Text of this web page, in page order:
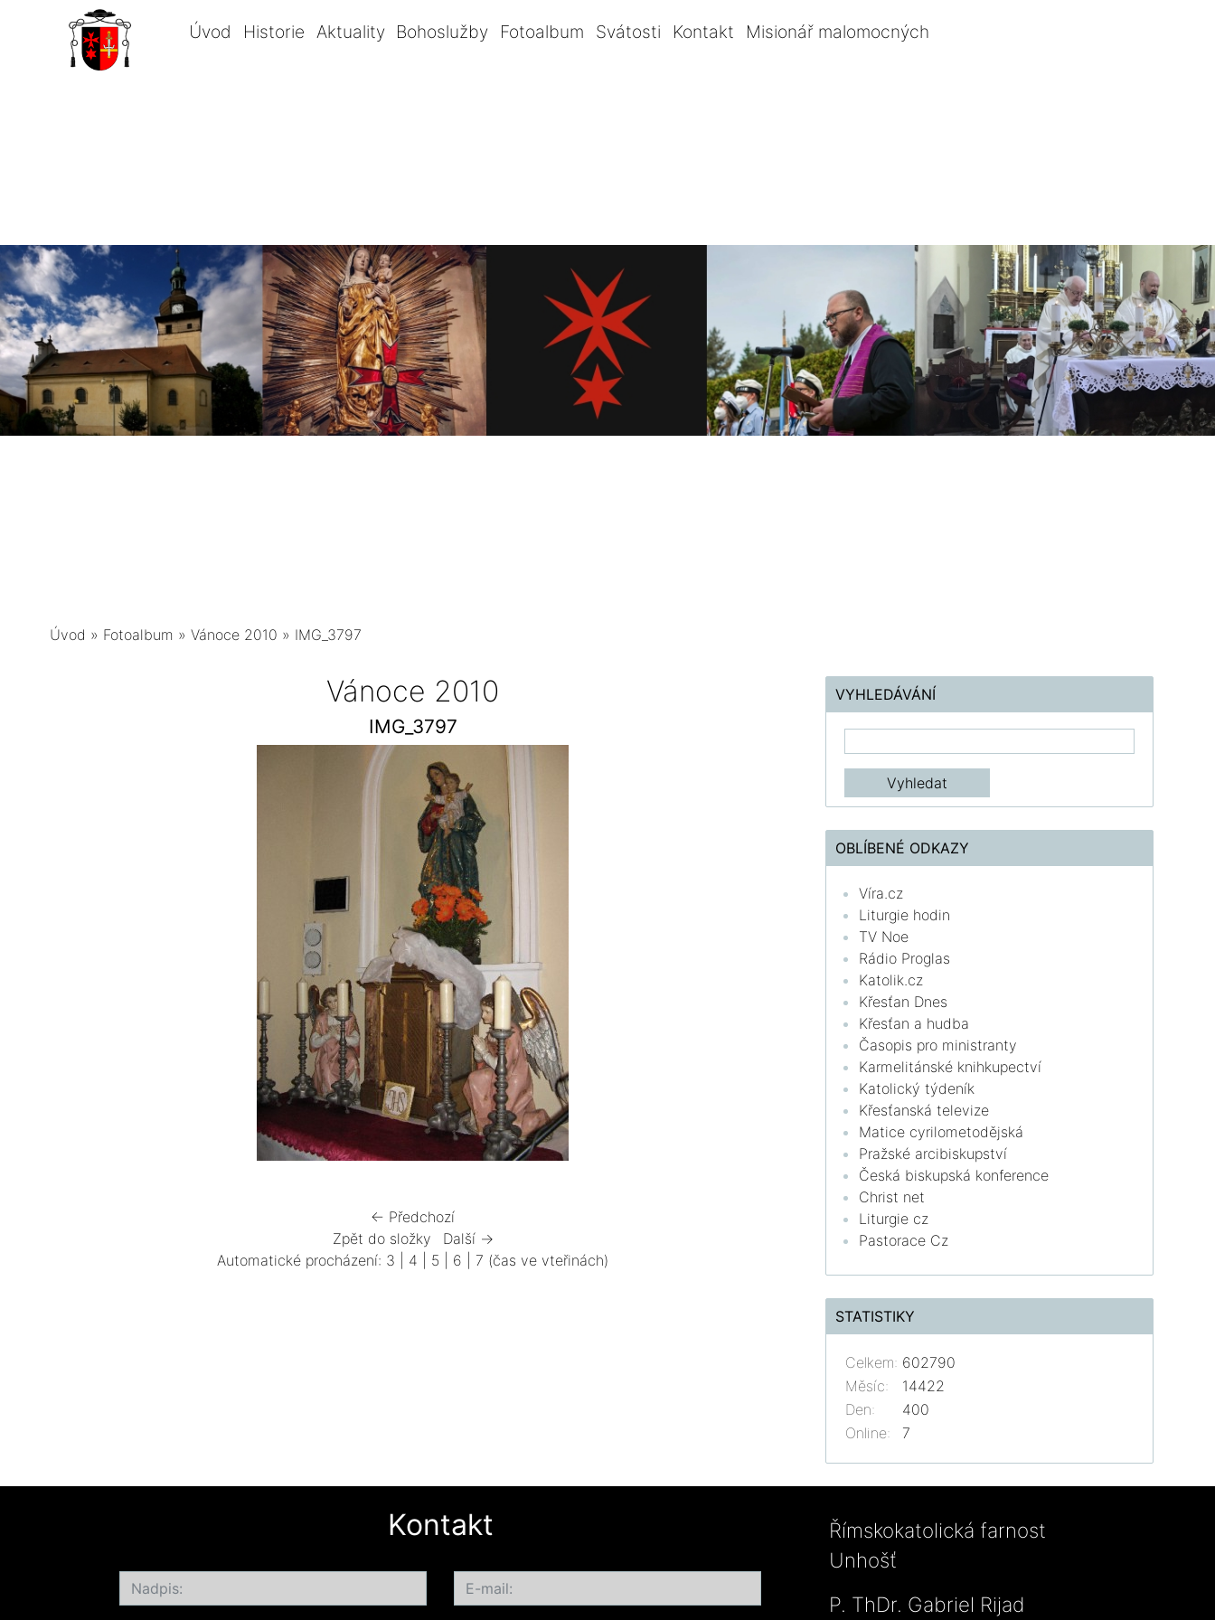
Úvod Historie Aktuality Bohoslužby Fotoalbum Svátosti Kontakt Misionář malomocných
Úvod » Fotoalbum » Vánoce 2010 » IMG_3797
Vánoce 2010
IMG_3797
← Předchozí
Zpět do složky
Další →
Automatické procházení: 3 4 5 6 7 (čas ve vteřinách)
VYHLEDÁVÁNÍ
OBLÍBENÉ ODKAZY
Víra.cz
Liturgie hodin
TV Noe
Rádio Proglas
Katolik.cz
Křesťan Dnes
Křesťan a hudba
Časopis pro ministranty
Karmelitánské knihkupectví
Katolický týdeník
Křesťanská televize
Matice cyrilometodějská
Pražské arcibiskupství
Česká biskupská konference
Christ net
Liturgie cz
Pastorace Cz
STATISTIKY
Online: 7
Celkem: 602790
Měsíc:
14422
Den:
400
Kontakt
Římskokatolická farnost
Unhošť
P. ThDr. Gabriel Rijad